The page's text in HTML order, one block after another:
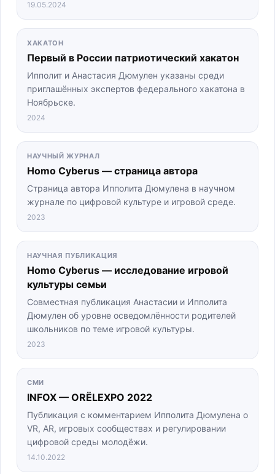
19.05.2024
ХАКАТОН
Первый в России патриотический хакатон
Ипполит и Анастасия Дюмулен указаны среди
приглашённых экспертов федерального хакатона в
Ноябрьске.
2024
НАУЧНЫЙ ЖУРНАЛ
Homo Cyberus — страница автора
Страница автора Ипполита Дюмулена в научном
журнале по цифровой культуре и игровой среде.
2023
НАУЧНАЯ ПУБЛИКАЦИЯ
Homo Cyberus — исследование игровой
культуры семьи
Совместная публикация Анастасии и Ипполита
Дюмулен об уровне осведомлённости родителей
школьников по теме игровой культуры.
2023
СМИ
INFOX — ORЁLEXPO 2022
Публикация с комментарием Ипполита Дюмулена о
VR, AR, игровых сообществах и регулировании
цифровой среды молодёжи.
14.10.2022